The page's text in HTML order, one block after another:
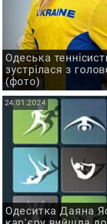
Одеська
зустрілася з
(фото)
Одеситка Даяна
24.01.2024